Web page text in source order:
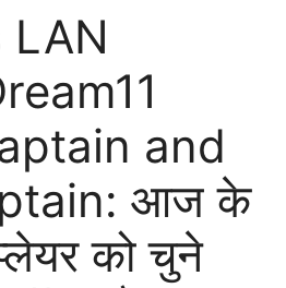
LAN
and
आज के
को चुने